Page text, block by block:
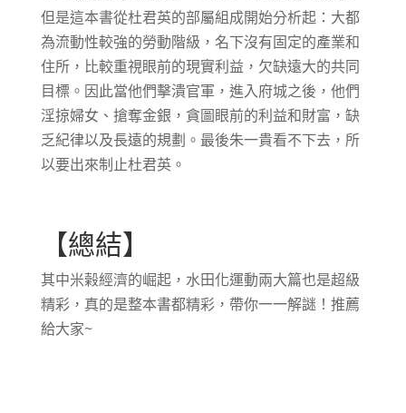
但是這本書從杜君英的部屬組成開始分析起：大都
為流動性較強的勞動階級，名下沒有固定的產業和
住所，比較重視眼前的現實利益，欠缺遠大的共同
目標。因此當他們擊潰官軍，進入府城之後，他們
淫掠婦女、搶奪金銀，貪圖眼前的利益和財富，缺
乏紀律以及長遠的規劃。最後朱一貴看不下去，所
以要出來制止杜君英。
【總結】
其中米榖經濟的崛起，水田化運動兩大篇也是超級
精彩，真的是整本書都精彩，帶你一一解謎！推薦
給大家~